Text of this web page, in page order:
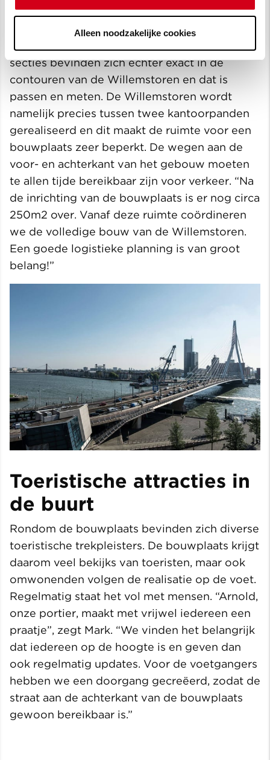
Alleen noodzakelijke cookies
De oude kademuren zijn deels behouden om
verzakking van de grond te voorkomen. Deze
secties bevinden zich echter exact in de
contouren van de Willemstoren en dat is
passen en meten. De Willemstoren wordt
namelijk precies tussen twee kantoorpanden
gerealiseerd en dit maakt de ruimte voor een
bouwplaats zeer beperkt. De wegen aan de
voor- en achterkant van het gebouw moeten
te allen tijde bereikbaar zijn voor verkeer. “Na
de inrichting van de bouwplaats is er nog circa
250m2 over. Vanaf deze ruimte coördineren
we de volledige bouw van de Willemstoren.
Een goede logistieke planning is van groot
belang!”
Toeristische attracties in
de buurt
Rondom de bouwplaats bevinden zich diverse
toeristische trekpleisters. De bouwplaats krijgt
daarom veel bekijks van toeristen, maar ook
omwonenden volgen de realisatie op de voet.
Regelmatig staat het vol met mensen. “Arnold,
onze portier, maakt met vrijwel iedereen een
praatje”, zegt Mark. “We vinden het belangrijk
dat iedereen op de hoogte is en geven dan
ook regelmatig updates. Voor de voetgangers
hebben we een doorgang gecreëerd, zodat de
straat aan de achterkant van de bouwplaats
gewoon bereikbaar is.”